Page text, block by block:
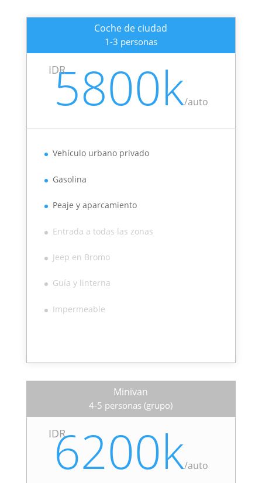
Coche de ciudad
1-3 personas
IDR
5800k/auto
Vehículo urbano privado
Gasolina
Peaje y aparcamiento
Entrada a todas las zonas
Jeep en Bromo
Guía y linterna
Impermeable
Minivan
4-5 personas (grupo)
IDR
6200k/auto